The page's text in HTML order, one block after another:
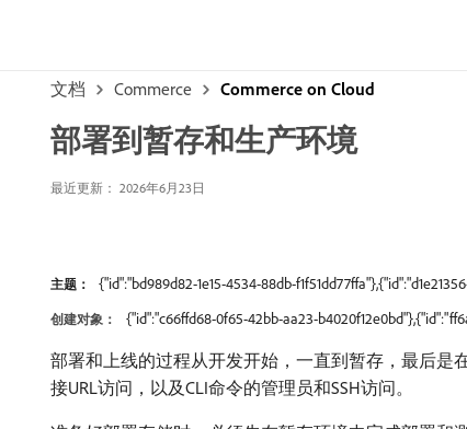
文档 Commerce Commerce on Cloud
部署到暂存和生产环境
最近更新： 2026年6月23日
主题： {"id":"bd989d82-1e15-4534-88db-
创建对象： {"id":"c66ffd68-0f65-42bb-aa23-
部署和上线的过程从开发开始，一直到暂存，最后是
接URL访问，以及CLI命令的管理员和SSH访问。